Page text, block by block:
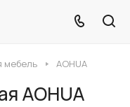
мебель AOHUA
AOHUA